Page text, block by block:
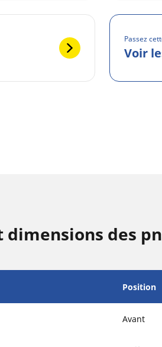
Passez
Voir
des
Position
Avant